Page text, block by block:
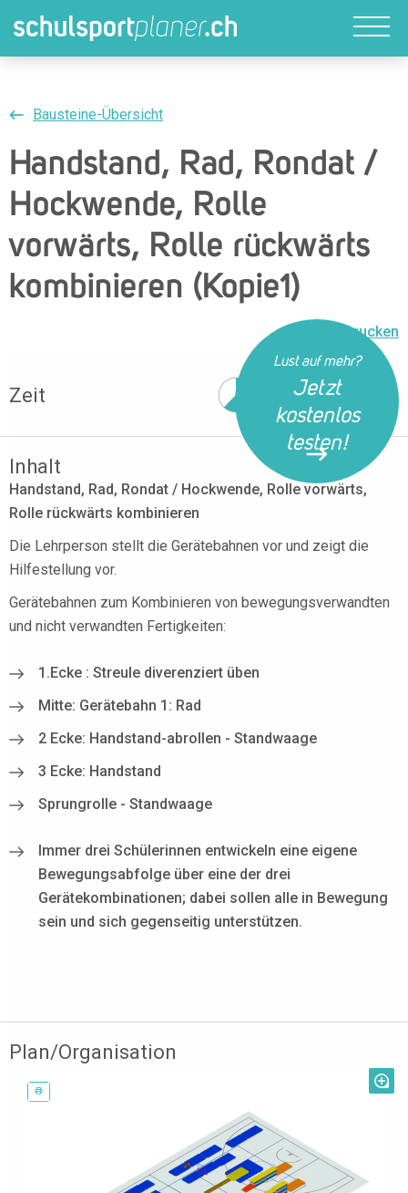
Lust auf mehr?
Jetzt
kostenlos
testen!
Bausteine-Übersicht
Handstand, Rad, Rondat /
Hockwende, Rolle
vorwärts, Rolle rückwärts
kombinieren (Kopie1)
Drucken
Zeit 38 Min
Inhalt
Handstand, Rad, Rondat / Hockwende, Rolle vorwärts,
Rolle rückwärts kombinieren
Die Lehrperson stellt die Gerätebahnen vor und zeigt die
Hilfestellung vor.
Gerätebahnen zum Kombinieren von bewegungsverwandten
und nicht verwandten Fertigkeiten:
1.Ecke : Streule diverenziert üben
Mitte: Gerätebahn 1: Rad
2 Ecke: Handstand-abrollen - Standwaage
3 Ecke: Handstand
Sprungrolle - Standwaage
Immer drei Schülerinnen entwickeln eine eigene
Bewegungsabfolge über eine der drei
Gerätekombinationen; dabei sollen alle in Bewegung
sein und sich gegenseitig unterstützen.
Plan/Organisation